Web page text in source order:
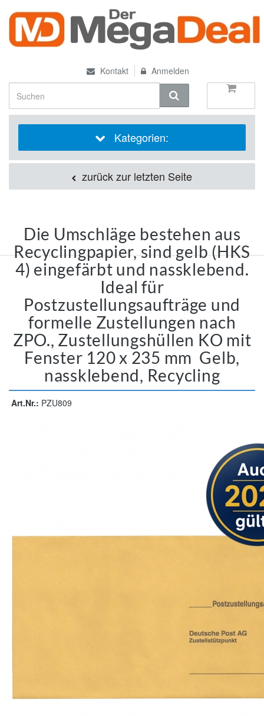
Kontakt Anmelden
Kategorien:
zurück zur letzten Seite
Die Umschläge bestehen aus
Recyclingpapier, sind gelb (HKS
4) eingefärbt und nassklebend.
Ideal für
Postzustellungsaufträge und
formelle Zustellungen nach
ZPO., Zustellungshüllen KO mit
Fenster 120 x 235 mm  Gelb,
nassklebend, Recycling
Art.Nr.: PZU809